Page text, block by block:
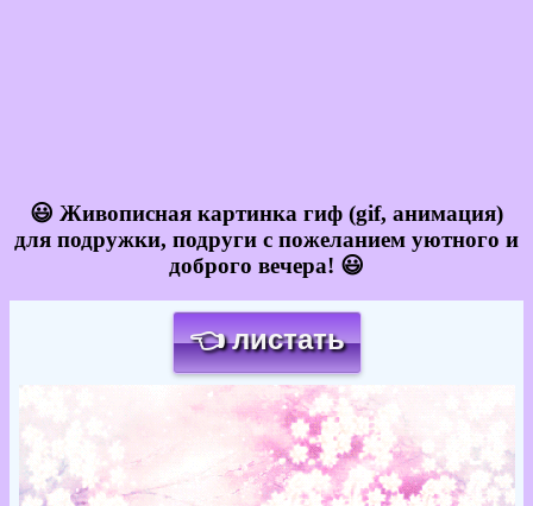
😃 Живописная картинка гиф (gif, анимация)
для подружки, подруги с пожеланием уютного и
доброго вечера! 😃
👈 листать
Загрузка картинки...